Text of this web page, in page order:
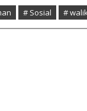
# Sosial #